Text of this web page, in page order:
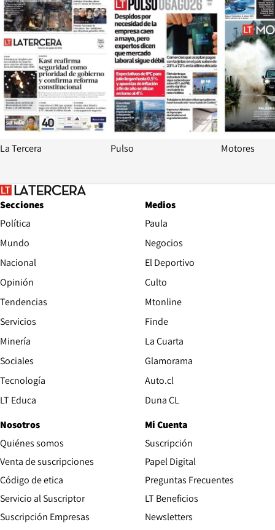
La Tercera Pulso Motores
Secciones
Política
Mundo
Nacional
Opinión
Tendencias
Servicios
Minería
Sociales
Tecnología
LT Educa
Medios
Paula
Negocios
El Deportivo
Culto
Mtonline
Finde
La Cuarta
Glamorama
Auto.cl
Duna CL
Nosotros
Quiénes somos
Venta de suscripciones
Código de etica Opens in new window
Servicio al Suscriptor
Suscripción Empresas
Mi Cuenta
Suscripción
Papel Digital
Preguntas Frecuentes
LT Beneficios
Newsletters